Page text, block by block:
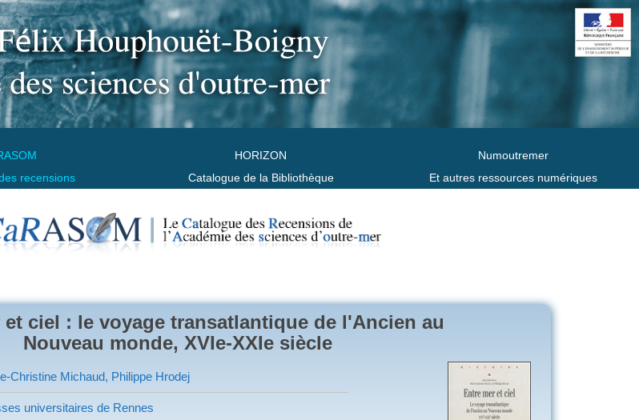
recensions
HORIZON
Catalogue de la Bibliothèque
Numoutremer
Et autres ressources numériques
et ciel : le voyage transatlantique de l'Ancien au
Nouveau monde, XVIe-XXIe siècle
Christine Michaud, Philippe Hrodej
universitaires de Rennes